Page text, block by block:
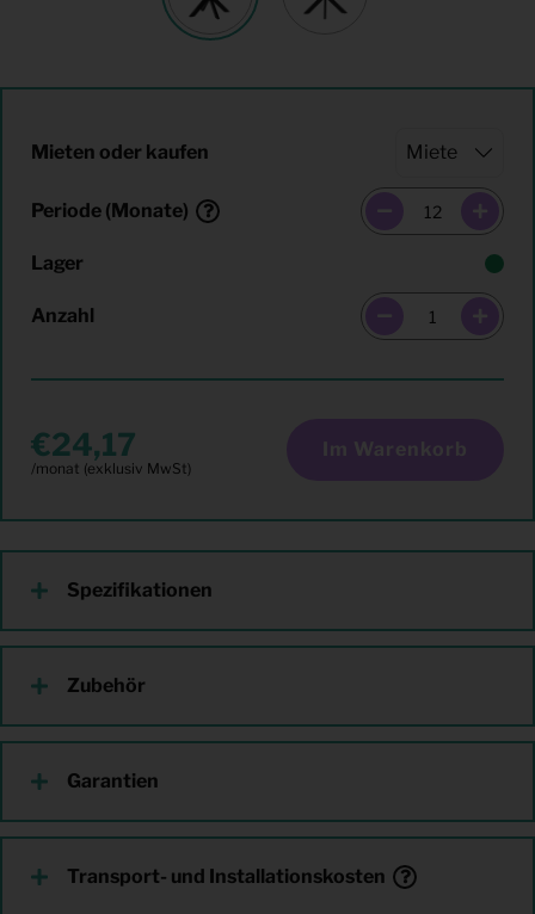
Mieten oder kaufen
Periode (Monate)
Lager
Anzahl
24,17 Im Warenkorb
Spezifikationen
Zubehör
Garantien
Transport- und Installationskosten